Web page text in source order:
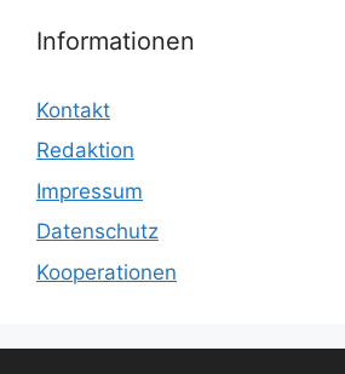
Informationen
Kontakt
Redaktion
Impressum
Datenschutz
Kooperationen